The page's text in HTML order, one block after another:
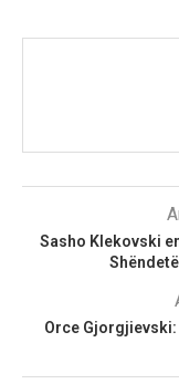
Sasho Klekovski
Orce